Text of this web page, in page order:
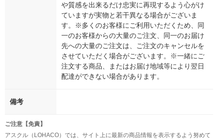
や質感を出来るだけ忠実に再現するよう心がけ
ていますが実物と若干異なる場合がございま
す。※多くのお客様にご利用いただくため、同
一のお客様からの大量のご注文、同一のお届け
先への大量のご注文は、ご注文のキャンセルを
させていただく場合がございます。※一緒にご
注文する商品、またはお届け地域等により翌日
配達ができない場合があります。
備考
ご注意【免責】
アスクル（LOHACO）では、サイト上に最新の商品情報を表示するよう努めて